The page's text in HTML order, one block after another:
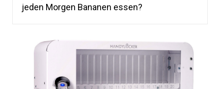
jeden Morgen Bananen essen?